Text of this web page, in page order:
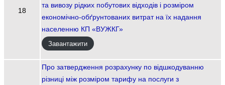
18
та вивозу рідких побутових відходів і розміром
економічно-обґрунтованих витрат на їх надання
населенню КП «ВУЖКГ»
Завантажити
Про затвердження розрахунку по відшкодуванню
різниці між розміром тарифу на послуги з